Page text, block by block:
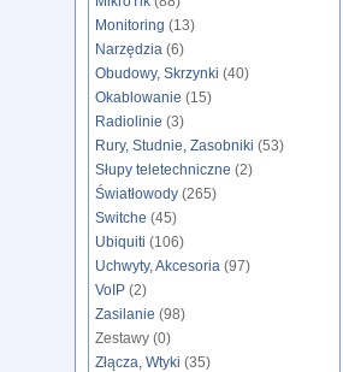
Monitoring (13)
Narzędzia (6)
Obudowy, Skrzynki (40)
Okablowanie (15)
Radiolinie (3)
Rury, Studnie, Zasobniki (53)
Słupy teletechniczne (2)
Światłowody (265)
Switche (45)
Ubiquiti (106)
Uchwyty, Akcesoria (97)
VoIP (2)
Zasilanie (98)
Zestawy (0)
Złącza, Wtyki (35)